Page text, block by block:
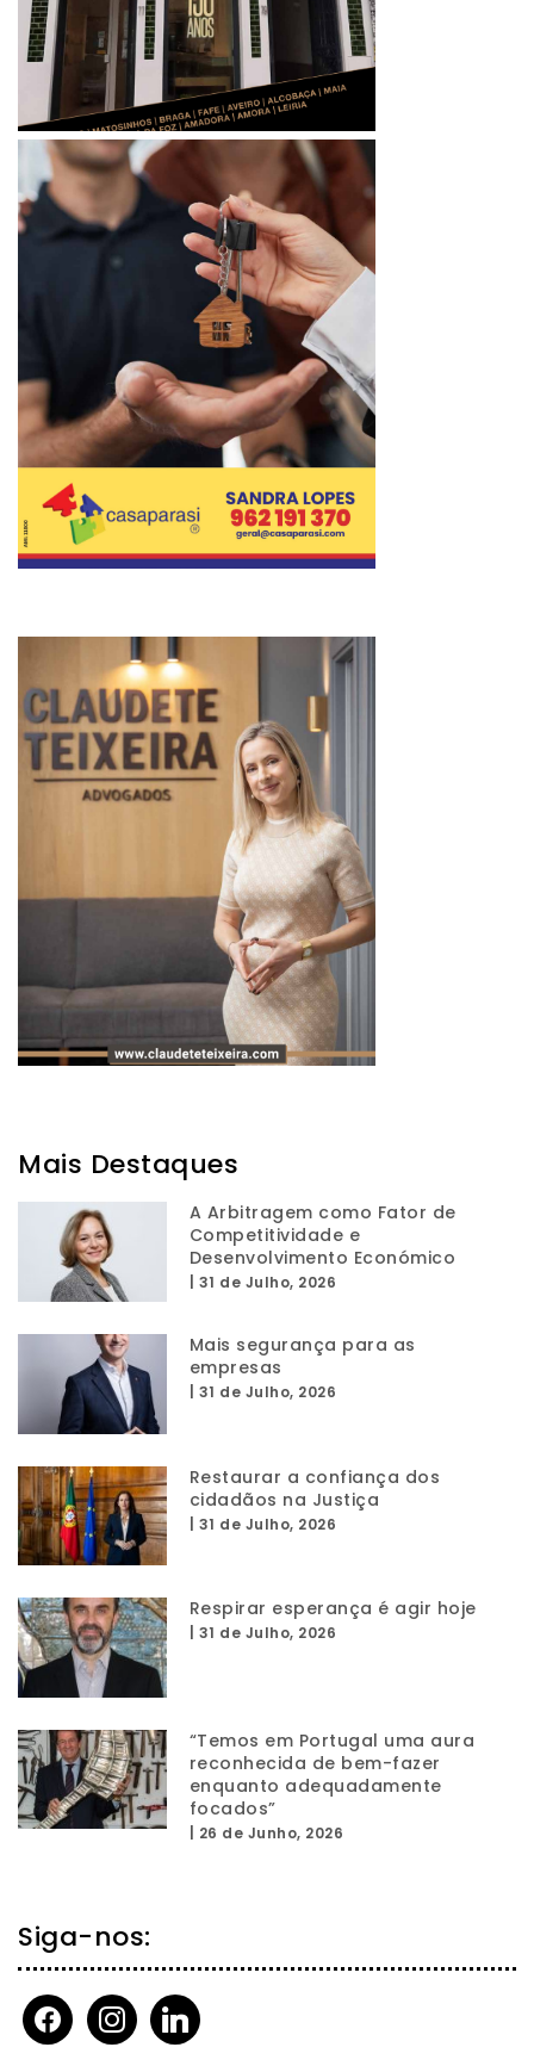
Mais Destaques
A Arbitragem como Fator de
Competitividade e
Desenvolvimento Económico
31 de Julho, 2026
Mais segurança para as
empresas
31 de Julho, 2026
Restaurar a confiança dos
cidadãos na Justiça
31 de Julho, 2026
Respirar esperança é agir hoje
31 de Julho, 2026
“Temos em Portugal uma aura
reconhecida de bem-fazer
enquanto adequadamente
focados”
26 de Junho, 2026
Siga-nos:
facebookinstagramlinkedin